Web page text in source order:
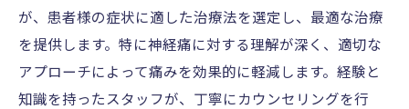
が、患者様の症状に適した治療法を選定し、最適な治療
を提供します。特に神経痛に対する理解が深く、適切な
アプローチによって痛みを効果的に軽減します。経験と
知識を持ったスタッフが、丁寧にカウンセリングを行